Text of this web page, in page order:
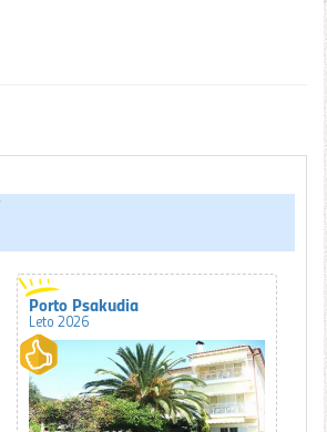
Porto Psakudia
Leto 2026